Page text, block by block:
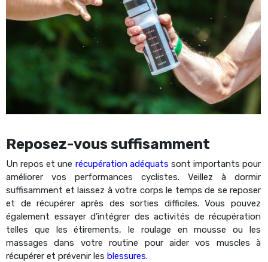
Reposez-vous suffisamment
Un repos et une récupération adéquats sont importants pour
améliorer vos performances cyclistes. Veillez à dormir
suffisamment et laissez à votre corps le temps de se reposer
et de récupérer après des sorties difficiles. Vous pouvez
également essayer d’intégrer des activités de récupération
telles que les étirements, le roulage en mousse ou les
massages dans votre routine pour aider vos muscles à
récupérer et prévenir les blessures.